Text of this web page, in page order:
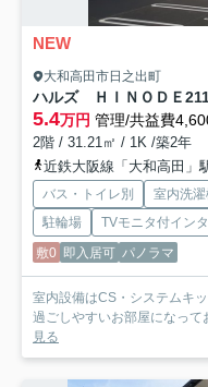
NEW
大和高田市日之出町
ハルズ ＨＩＮＯＤＥ
5.4万円 管理/共益費
2階 / 31.21㎡ / 1K /築2年
近鉄大阪線「大和高田」
バス・トイレ別 室内洗
駐輪場
TVモニタ付イン
敷0 即入居可 パノラマ
室内設備はCS・システムキ
過ごしやすいお部屋になっ
見る